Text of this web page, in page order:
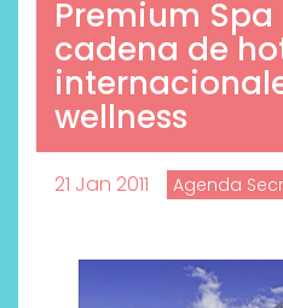
Premium Spa
cadena de
wellness
21 Jan 2011 Agenda